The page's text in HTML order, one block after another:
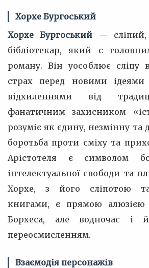
Хорхе Бургоський
Хорхе Бургоський — сліпий,
бібліотекар, який є
роману. Він уособлює сліпу
страх перед новими
відхиленнями від
фанатичним захисником
розуміє як єдину, незмінну та
боротьба проти сміху та
Арістотеля є символом
інтелектуальної свободи та
Хорхе, з його сліпотою
книгами, є прямою алюзією
Борхеса, але водночас і
переосмисленням.
Взаємодія персонажів